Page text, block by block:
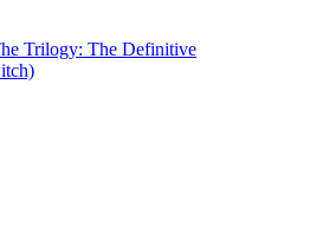
Trilogy: The Definitive